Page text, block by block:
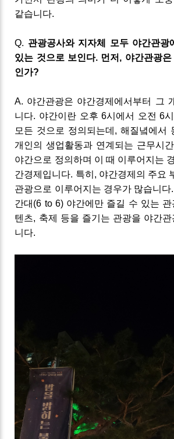
같습니다.
Q. 관광공사와 지자체 모두 야간관광
있는 것으로 보인다. 먼저 , 야간관광은
인가?
A. 야간관광은 야간경제에서부터 그
니다. 야간이란 오후 6시에서 오전 6
모든 것으로 정의되는데 ,해질녘에서
개인의 생업활동과 연계되는 근무시
야간으로 정의하며 이 때 이루어지는
간경제입니다. 특히 , 야간경제의 주요
관광으로 이루어지는 경우가 많습니다.
간대 (6 to6) 야간에만 즐길 수 있는 관
텐츠, 축제 등을 즐기는 관광을 야간
니다.